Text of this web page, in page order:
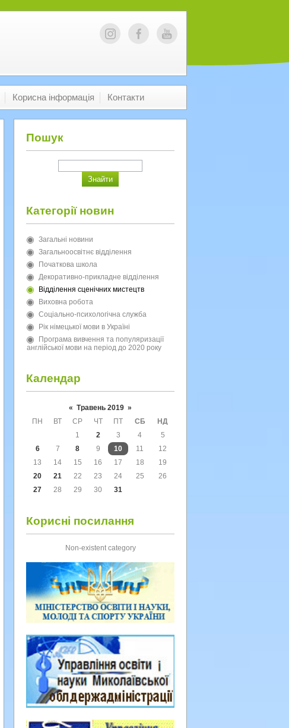
Корисна інформація Контакти
Пошук
Категорії новин
Загальні новини
Загальноосвітнє відділення
Початкова школа
Декоративно-прикладне відділення
Відділення сценічних мистецтв
Виховна робота
Соціально-психологічна служба
Рік німецької мови в Україні
Програма вивчення та популяризації
англійської мови на період до 2020 року
Календар
« Травень 2019 »
ПН
ВТ СР ЧТ ПТ СБ
НД
1
2 3 4
5
6
7 8 9 10 11
12
13
14 15 16 17 18
19
20
21 22 23 24 25
26
27
28 29 30 31
Корисні посилання
Non-existent category